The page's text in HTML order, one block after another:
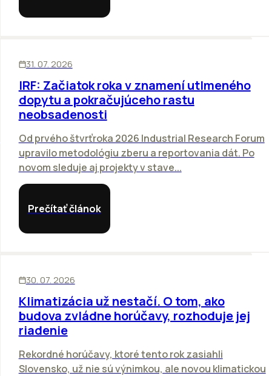
31. 07. 2026
IRF: Začiatok roka v znamení utlmeného
dopytu a pokračujúceho rastu
neobsadenosti
Od prvého štvrťroka 2026 Industrial Research Forum
upravilo metodológiu zberu a reportovania dát. Po
novom sleduje aj projekty v stave...
Prečítať článok
30. 07. 2026
Klimatizácia už nestačí. O tom, ako
budova zvládne horúčavy, rozhoduje jej
riadenie
Rekordné horúčavy, ktoré tento rok zasiahli
Slovensko, už nie sú výnimkou, ale novou klimatickou